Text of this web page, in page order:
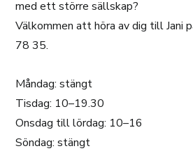
med ett större sällskap?
Välkommen att höra av dig till Jani
78 35.
Måndag: stängt
Tisdag: 10–19.30
Onsdag till lördag: 10–16
Söndag: stängt